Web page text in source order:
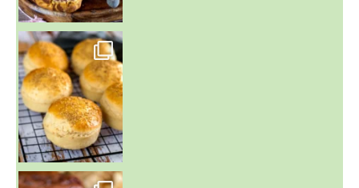
~ BUNS MAISON ~
Un peu de boulange par ici au
~ GÂTEAU FONDANT CHOCO NOISETTE ~